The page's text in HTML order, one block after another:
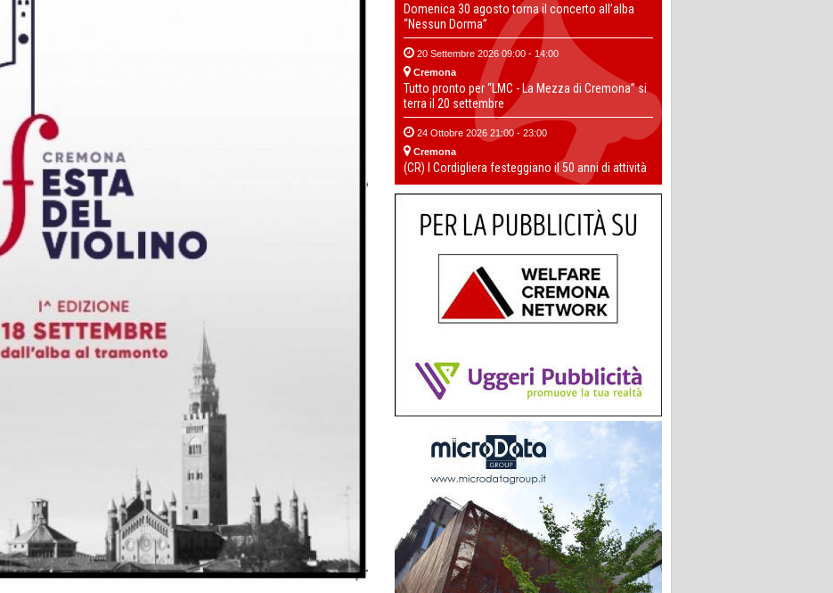
Domenica 30 agosto torna il concerto all’alba
“Nessun Dorma”
20 Settembre 2026 09:00 - 14:00
Cremona
Tutto pronto per “LMC - La Mezza di Cremona” si
terra il 20 settembre
24 Ottobre 2026 21:00 - 23:00
Cremona
(CR) I Cordigliera festeggiano il 50 anni di attività